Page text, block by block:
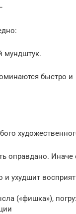
быстро и
оправдано. Иначе
ухудшит
(«фишка»),